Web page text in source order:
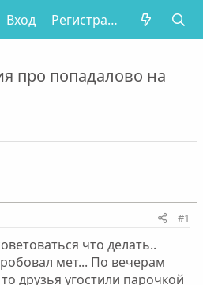
Вход Регистрация
про попадалово на
#1
что делать..
мет... По вечерам
друзья угостили парочкой